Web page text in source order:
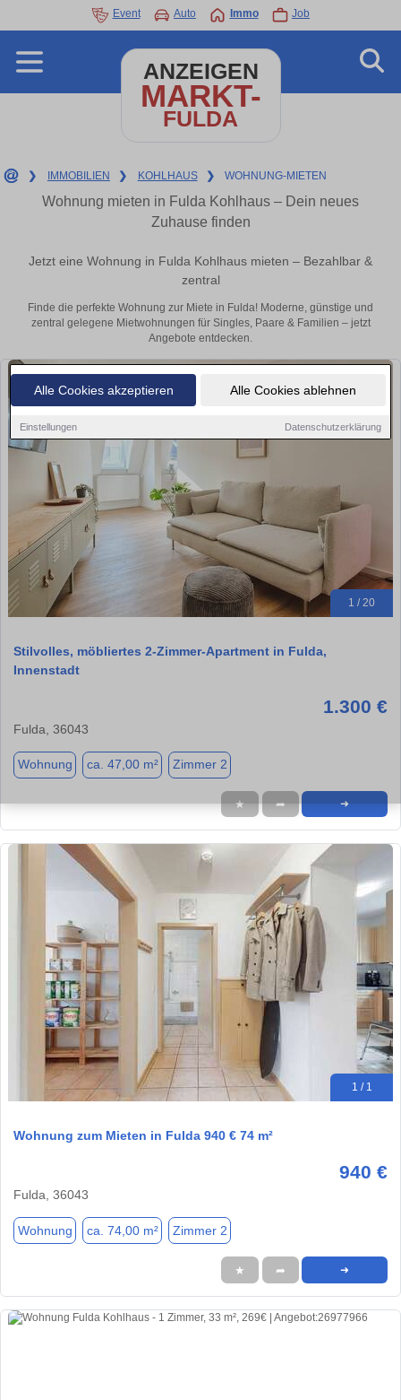
Alle Cookies akzeptieren Alle Cookies ablehnen
Einstellungen Datenschutzerklärung
Event Auto Immo Job
ANZEIGEN
MARKT-
FULDA
❯ IMMOBILIEN ❯ KOHLHAUS ❯ WOHNUNG-MIETEN
Wohnung mieten in Fulda Kohlhaus – Dein neues
Zuhause finden
Jetzt eine Wohnung in Fulda Kohlhaus mieten – Bezahlbar &
zentral
Finde die perfekte Wohnung zur Miete in Fulda! Moderne, günstige und
zentral gelegene Mietwohnungen für Singles, Paare & Familien – jetzt
Angebote entdecken.
1 / 20
Stilvolles, möbliertes 2-Zimmer-Apartment in Fulda,
Innenstadt
1.300 €
Fulda, 36043
Wohnung ca. 47,00 m² Zimmer 2
★ ➦ ➜
1 / 1
Wohnung zum Mieten in Fulda 940 € 74 m²
940 €
Fulda, 36043
Wohnung ca. 74,00 m² Zimmer 2
★ ➦ ➜